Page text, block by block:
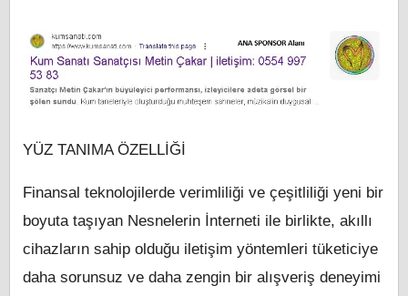
YÜZ TANIMA ÖZELLİĞİ
Finansal teknolojilerde verimliliği ve çeşitliliği yeni bir
boyuta taşıyan Nesnelerin İnterneti ile birlikte, akıllı
cihazların sahip olduğu iletişim yöntemleri tüketiciye
daha sorunsuz ve daha zengin bir alışveriş deneyimi